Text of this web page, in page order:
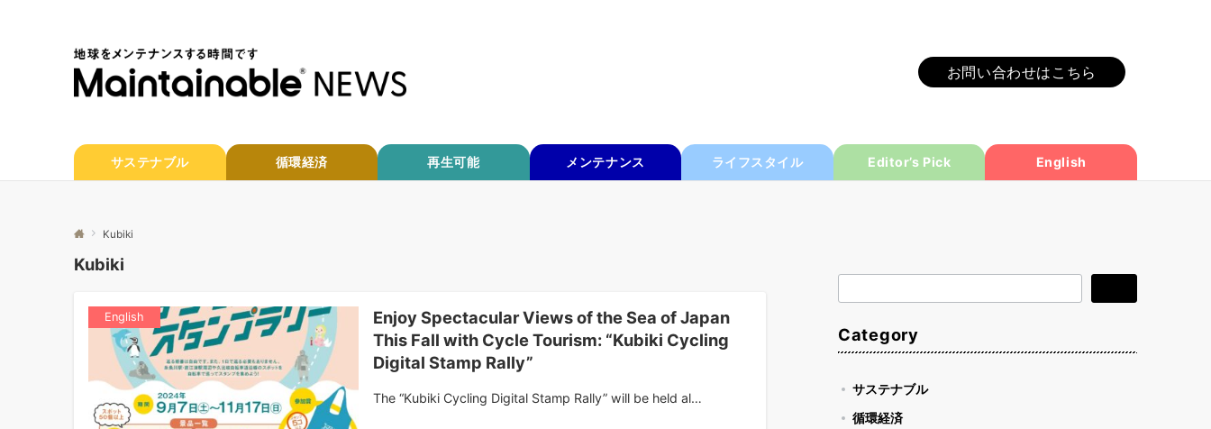
お問い合わせはこちら
サステナブル 循環経済 再生可能 メンテナンス ライフスタイル Editor’s Pick English
Kubiki
Kubiki
English
Enjoy Spectacular Views of the Sea of Japan
This Fall with Cycle Tourism: “Kubiki Cycling
Digital Stamp Rally”
The “Kubiki Cycling Digital Stamp Rally” will be held al…
索
Category
サステナブル
循環経済